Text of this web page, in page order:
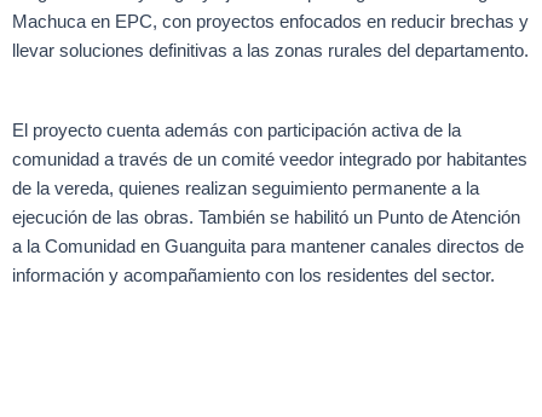
Machuca en EPC, con proyectos enfocados en reducir brechas y
llevar soluciones definitivas a las zonas rurales del departamento.
El proyecto cuenta además con participación activa de la
comunidad a través de un comité veedor integrado por habitantes
de la vereda, quienes realizan seguimiento permanente a la
ejecución de las obras. También se habilitó un Punto de Atención
a la Comunidad en Guanguita para mantener canales directos de
información y acompañamiento con los residentes del sector.